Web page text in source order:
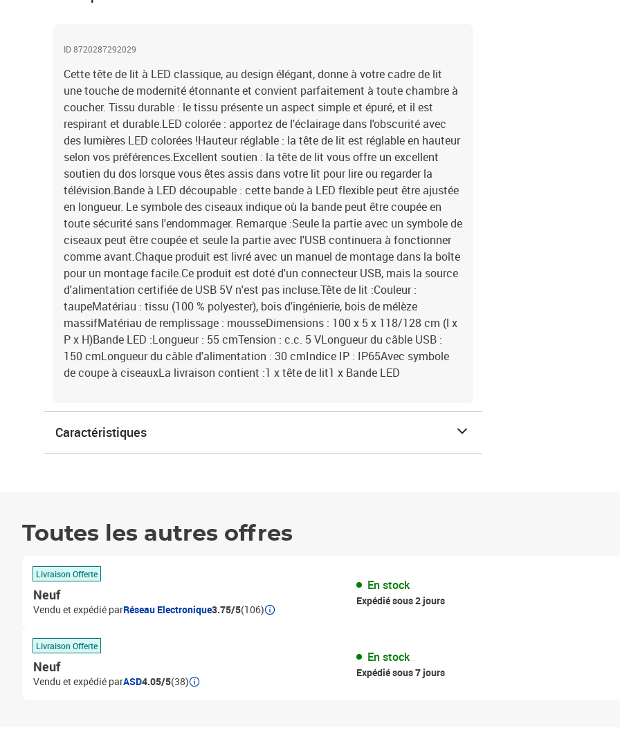
ID 8720287292029
Cette tête de lit à LED classique, au design élégant, donne à votre cadre de lit
une touche de modernité étonnante et convient parfaitement à toute chambre à
coucher. Tissu durable : le tissu présente un aspect simple et épuré, et il est
respirant et durable.LED colorée : apportez de l'éclairage dans l'obscurité avec
des lumières LED colorées !Hauteur réglable : la tête de lit est réglable en hauteur
selon vos préférences.Excellent soutien : la tête de lit vous offre un excellent
soutien du dos lorsque vous êtes assis dans votre lit pour lire ou regarder la
télévision.Bande à LED découpable : cette bande à LED flexible peut être ajustée
en longueur. Le symbole des ciseaux indique où la bande peut être coupée en
toute sécurité sans l'endommager. Remarque :Seule la partie avec un symbole de
ciseaux peut être coupée et seule la partie avec l'USB continuera à fonctionner
comme avant.Chaque produit est livré avec un manuel de montage dans la boîte
pour un montage facile.Ce produit est doté d'un connecteur USB, mais la source
d'alimentation certifiée de USB 5V n'est pas incluse.Tête de lit :Couleur :
taupeMatériau : tissu (100 % polyester), bois d'ingénierie, bois de mélèze
massifMatériau de remplissage : mousseDimensions : 100 x 5 x 118/128 cm (l x
P x H)Bande LED :Longueur : 55 cmTension : c.c. 5 VLongueur du câble USB :
150 cmLongueur du câble d'alimentation : 30 cmIndice IP : IP65Avec symbole
de coupe à ciseauxLa livraison contient :1 x tête de lit1 x Bande LED
Caractéristiques
Toutes les autres offres
Livraison Offerte
Neuf
Vendu et expédié parRéseau Electronique3.75/5(106)
En stock
Expédié sous 2 jours
Livraison Offerte
Neuf
Vendu et expédié parASD4.05/5(38)
En stock
Expédié sous 7 jours